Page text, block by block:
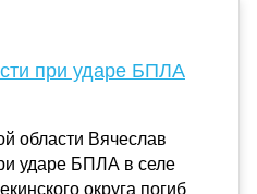
при ударе БПЛА
области Вячеслав
ударе БПЛА в селе
округа погиб